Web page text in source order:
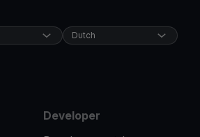
Dutch
Developer